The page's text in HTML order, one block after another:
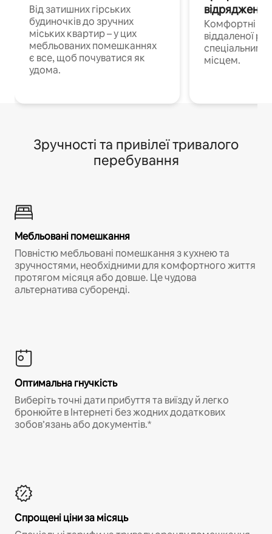
Від затишних гірських
будиночків до зручних
міських квартир – у цих
мебльованих помешканнях
є все, щоб почуватися як
удома.
Комфортні
віддаленої
спеціальним
місцем.
Зручності та привілеї тривалого
перебування
Мебльовані помешкання
Повністю мебльовані помешкання з кухнею та
зручностями, необхідними для комфортного життя
протягом місяця або довше. Це чудова
альтернатива суборенді.
Оптимальна гнучкість
Виберіть точні дати прибуття та виїзду й легко
бронюйте в Інтернеті без жодних додаткових
зобов’язань або документів.*
Спрощені ціни за місяць